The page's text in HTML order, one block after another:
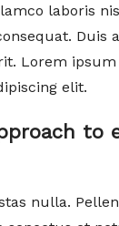
laboris
Duis
Lorem
elit.
to
nulla.